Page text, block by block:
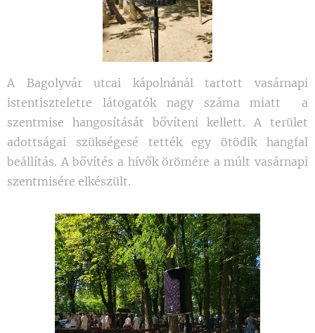
A Bagolyvár utcai kápolnánál tartott vasárnapi
istentiszteletre látogatók nagy száma miatt a
szentmise hangosítását bővíteni kellett. A terület
adottságai szükségesé tették egy ötödik hangfal
beállítás. A bővítés a hívők örömére a múlt vasárnapi
szentmisére elkészült.